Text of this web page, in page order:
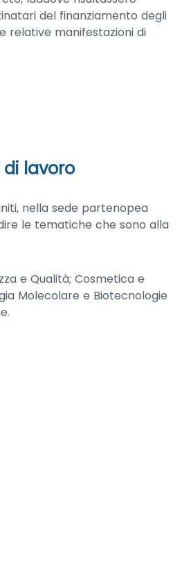
del finanziamento degli
relative manifestazioni di
lavoro
nella sede partenopea
le tematiche che sono alla
e Qualità; Cosmetica e
Molecolare e Biotecnologie